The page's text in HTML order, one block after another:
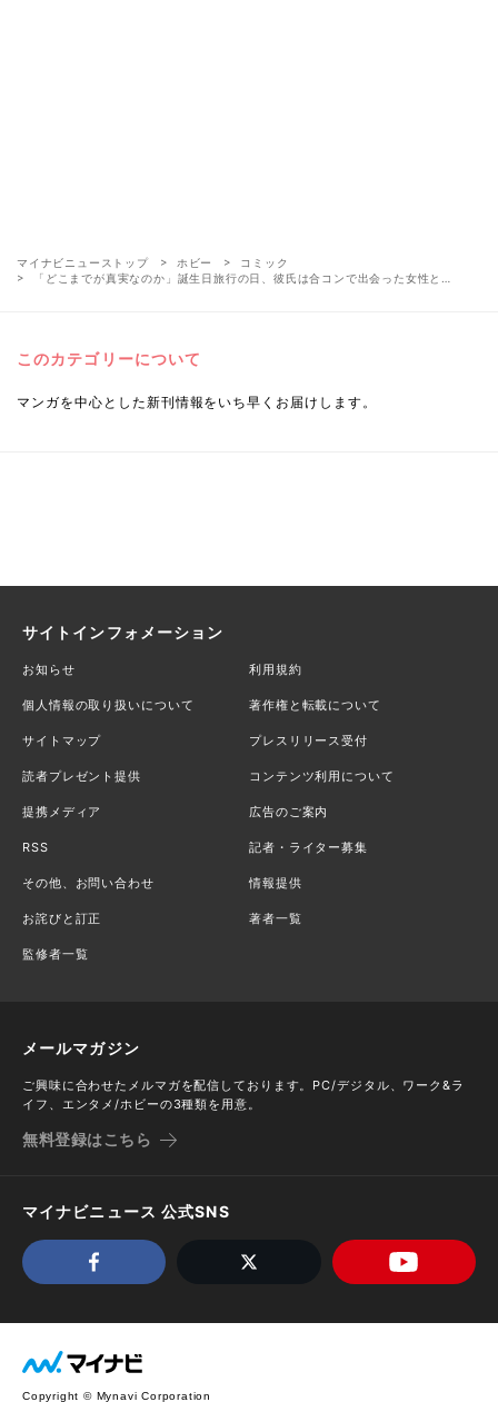
マイナビニューストップ ホビー
コミック
「どこまでが真実なのか」誕生日旅行の日、彼氏は合コンで出会った女性と…
このカテゴリーについて
マンガを中心とした新刊情報をいち早くお届けします。
サイトインフォメーション
お知らせ 利用規約
個人情報の取り扱いについて 著作権と転載について
サイトマップ プレスリリース受付
読者プレゼント提供 コンテンツ利用について
提携メディア 広告のご案内
RSS 記者・ライター募集
その他、お問い合わせ 情報提供
お詫びと訂正 著者一覧
監修者一覧
メールマガジン
ご興味に合わせたメルマガを配信しております。PC/デジタル、ワーク&ラ
イフ、エンタメ/ホビーの3種類を用意。
無料登録はこちら
マイナビニュース 公式SNS
Copyright © Mynavi Corporation